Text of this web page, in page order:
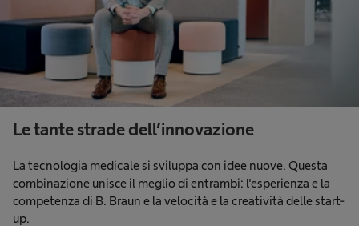
Le tante strade dell’innovazione
La tecnologia medicale si sviluppa con idee nuove. Questa
combinazione unisce il meglio di entrambi: l'esperienza e la
competenza di B. Braun e la velocità e la creatività delle start-
up.